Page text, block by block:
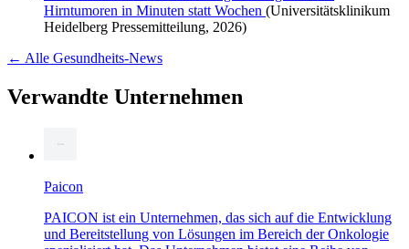
Hirntumoren in Minuten statt Wochen (Universitätsklinikum
Heidelberg Pressemitteilung, 2026)
← Alle Gesundheits-News
Verwandte Unternehmen
Paicon
PAICON ist ein Unternehmen, das sich auf die Entwicklung
und Bereitstellung von Lösungen im Bereich der Onkologie